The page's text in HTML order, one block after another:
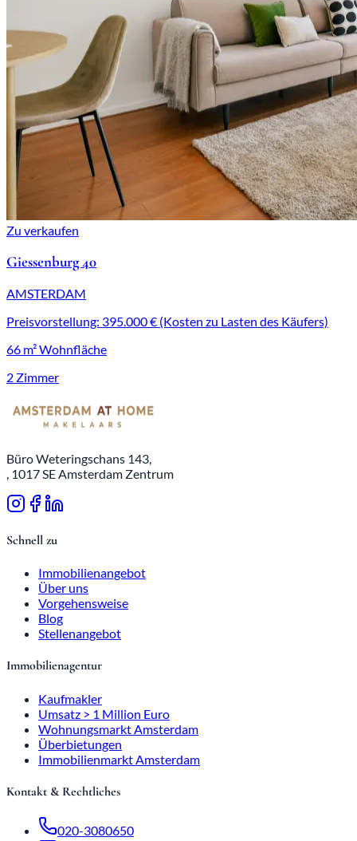
Zu verkaufen
Giessenburg 40
AMSTERDAM
Preisvorstellung: 395.000 € (Kosten zu Lasten des Käufers)
66 m² Wohnfläche
2 Zimmer
Büro Weteringschans 143,
, 1017 SE Amsterdam Zentrum
Schnell zu
Immobilienangebot
Über uns
Vorgehensweise
Blog
Stellenangebot
Immobilienagentur
Kaufmakler
Umsatz > 1 Million Euro
Wohnungsmarkt Amsterdam
Überbietungen
Immobilienmarkt Amsterdam
Kontakt & Rechtliches
020-3080650